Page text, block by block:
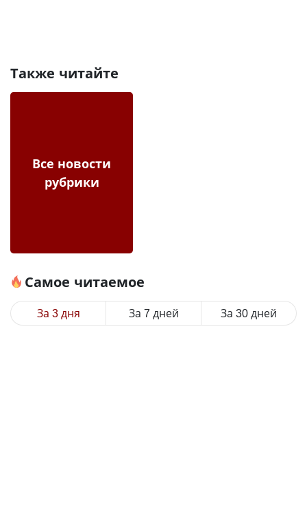
Также читайте
Все новости
рубрики
Самое читаемое
За 3 дня За 7 дней За 30 дней